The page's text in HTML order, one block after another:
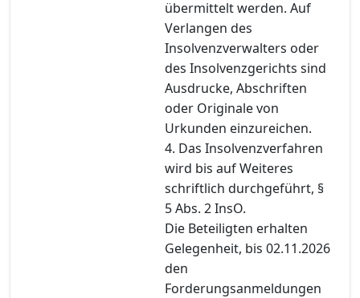
übermittelt werden. Auf
Verlangen des
Insolvenzverwalters oder
des Insolvenzgerichts sind
Ausdrucke, Abschriften
oder Originale von
Urkunden einzureichen.
4. Das Insolvenzverfahren
wird bis auf Weiteres
schriftlich durchgeführt, §
5 Abs. 2 InsO.
Die Beteiligten erhalten
Gelegenheit, bis 02.11.2026
den
Forderungsanmeldungen